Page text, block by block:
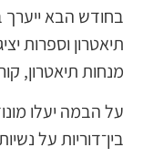
בחודש הבא ייערך
תיאטרון וספרות
מנחות תיאטרון,
על הבמה יעלו
בין־דוריות על